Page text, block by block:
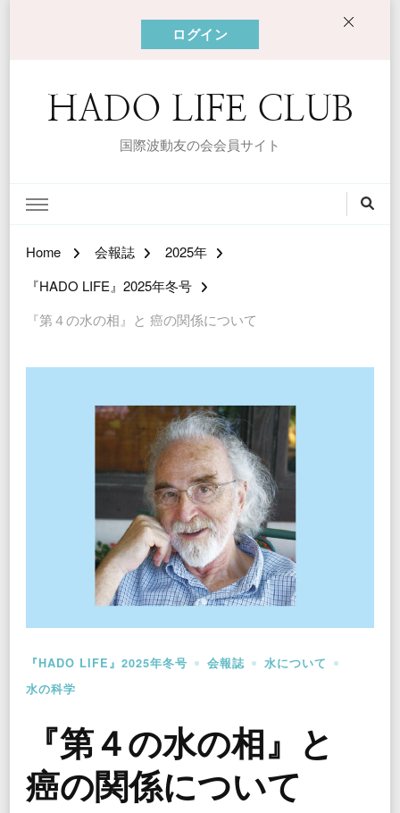
ログイン
HADO LIFE CLUB
国際波動友の会会員サイト
Home 会報誌
2025年
『HADO LIFE』2025年冬号
『第４の水の相』と 癌の関係について
『HADO LIFE』2025年冬号 会報誌
水について
水の科学
『第４の水の相』と
癌の関係について